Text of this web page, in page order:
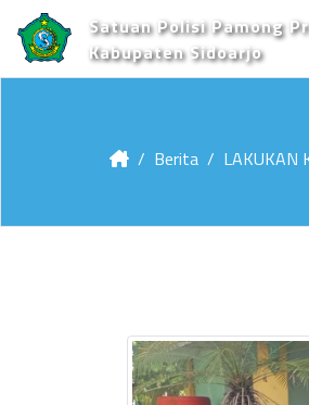
Satuan Polisi Pamong
Kabupaten Sidoarjo
Berita LAKUKAN